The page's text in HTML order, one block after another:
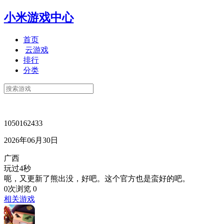
小米游戏中心
首页
云游戏
排行
分类
1050162433
2026年06月30日
广西
玩过4秒
呃，又更新了熊出没，好吧。这个官方也是蛮好的吧。
0次浏览 0
相关游戏